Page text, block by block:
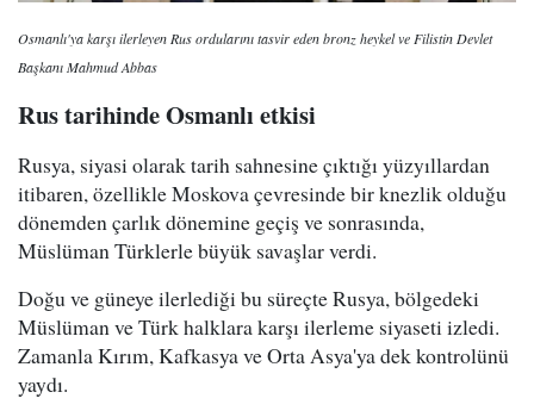
Osmanlı'ya karşı ilerleyen Rus ordularını tasvir eden bronz heykel ve Filistin Devlet
Başkanı Mahmud Abbas
Rus tarihinde Osmanlı etkisi
Rusya, siyasi olarak tarih sahnesine çıktığı yüzyıllardan
itibaren, özellikle Moskova çevresinde bir knezlik olduğu
dönemden çarlık dönemine geçiş ve sonrasında,
Müslüman Türklerle büyük savaşlar verdi.
Doğu ve güneye ilerlediği bu süreçte Rusya, bölgedeki
Müslüman ve Türk halklara karşı ilerleme siyaseti izledi.
Zamanla Kırım, Kafkasya ve Orta Asya'ya dek kontrolünü
yaydı.